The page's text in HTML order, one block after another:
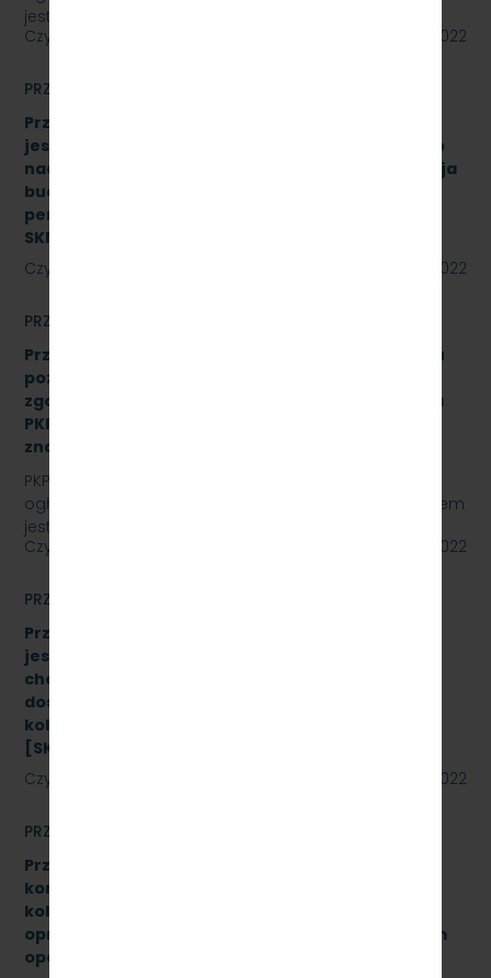
jest „sukcesywna dostawa do siedziby…
Czytaj dalej
27 maja 2022
PRZETARGI
Przetarg nieograniczony, którego przedmiotem
jest świadczenie usługi pełnienia kompleksowego
nadzoru inwestorskiego dla zadania „Modernizacja
budynku Dworca Podmiejskiego w Gdyni oraz
peronu SKM na stacji Gdynia Główna” Znak:
SKMMU.086.27.22
Czytaj dalej
24 maja 2022
PRZETARGI
Przetarg nieograniczony na wykonanie przeglądu
poziomu utrzymania P4 drezyny DH.350.11 nr 16
zgodnie z Dokumentacją Systemu Utrzymania dla
PKP Szybka Kolej Miejska w Trójmieście Sp. z o.o.,
znak sprawy: SKMMU.086.24.22
PKP SZYBKA KOLEJ MIEJSKA W TRÓJMIEŚCIE Sp. z o.o.
ogłasza przetarg nieograniczony, którego przedmiotem
jest wykonanie przeglądu poziomu utrzymania P4…
Czytaj dalej
20 maja 2022
PRZETARGI
Przetarg nieograniczony, którego przedmiotem
jest Dostawę stanowiska do badania
charakterystyk zderzaków kolejowych oraz
dostawę fabrycznie nowych sprężarek do taboru
kolejowego- 10 szt. (dwa zadania)
[SKMMU.086.23.22]
Czytaj dalej
19 maja 2022
PRZETARGI
Przetarg nieograniczony na wymianę zestawów
komputerowych urządzeń sterowania ruchem
kolejowym wraz z dokonaniem konfiguracji
oprogramowania systemu ILTOR-2 wraz z prawem
opcji - znak: SKMMU.086.16.22